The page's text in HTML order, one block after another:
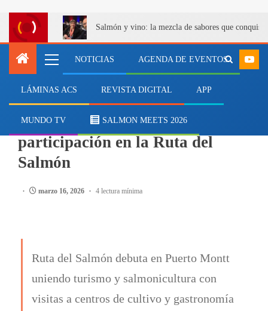
Salmón y vino: la mezcla de sabores que
NOTICIAS AGENDA DE EVENTOS
LÁMINAS ACS REVISTA DIGITAL APP
MUNDO TV SALMON MEETS 2026
Turistas brasileños y argentinos
participación en la Ruta del
Salmón
marzo 16, 2026 4 lectura mínima
Ruta del Salmón debuta en Puerto Montt
uniendo turismo y salmonicultura con
visitas a centros de cultivo y gastronomía